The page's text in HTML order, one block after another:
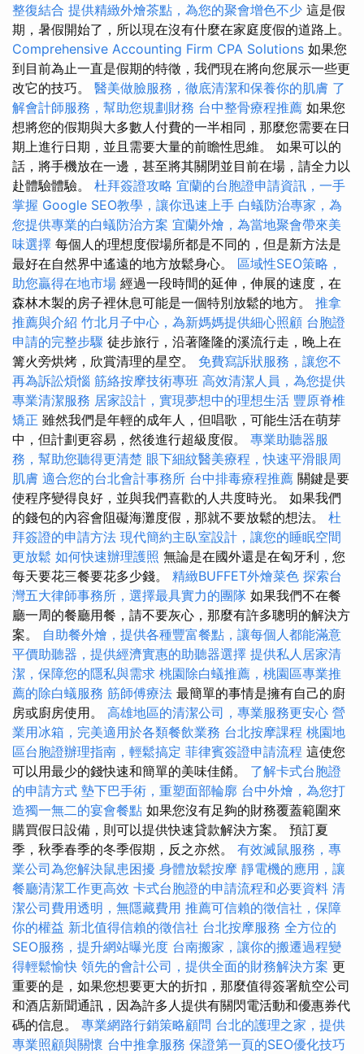
整復結合 提供精緻外燴茶點，為您的聚會增色不少 這是假
期，暑假開始了，所以現在沒有什麼在家庭度假的道路上。
Comprehensive Accounting Firm CPA Solutions 如果您
到目前為止一直是假期的特徵，我們現在將向您展示一些更
改它的技巧。 醫美做臉服務，徹底清潔和保養你的肌膚 了
解會計師服務，幫助您規劃財務 台中整骨療程推薦 如果您
想將您的假期與大多數人付費的一半相同，那麼您需要在日
期上進行日期，並且需要大量的前瞻性思維。 如果可以的
話，將手機放在一邊，甚至將其關閉並目前在場，請全力以
赴體驗體驗。 杜拜簽證攻略 宜蘭的台胞證申請資訊，一手
掌握 Google SEO教學，讓你迅速上手 白蟻防治專家，為
您提供專業的白蟻防治方案 宜蘭外燴，為當地聚會帶來美
味選擇 每個人的理想度假場所都是不同的，但是新方法是
最好在自然界中遙遠的地方放鬆身心。 區域性SEO策略，
助您贏得在地市場 經過一段時間的延伸，伸展的速度，在
森林木製的房子裡休息可能是一個特別放鬆的地方。 推拿
推薦與介紹 竹北月子中心，為新媽媽提供細心照顧 台胞證
申請的完整步驟 徒步旅行，沿著隆隆的溪流行走，晚上在
篝火旁烘烤，欣賞清理的星空。 免費寫訴狀服務，讓您不
再為訴訟煩惱 筋絡按摩技術專班 高效清潔人員，為您提供
專業清潔服務 居家設計，實現夢想中的理想生活 豐原脊椎
矯正 雖然我們是年輕的成年人，但唱歌，可能生活在萌芽
中，但計劃更容易，然後進行超級度假。 專業助聽器服
務，幫助您聽得更清楚 眼下細紋醫美療程，快速平滑眼周
肌膚 適合您的台北會計事務所 台中排毒療程推薦 關鍵是要
使程序變得良好，並與我們喜歡的人共度時光。 如果我們
的錢包的內容會阻礙海灘度假，那就不要放鬆的想法。 杜
拜簽證的申請方法 現代簡約主臥室設計，讓您的睡眠空間
更放鬆 如何快速辦理護照 無論是在國外還是在匈牙利，您
每天要花三餐要花多少錢。 精緻BUFFET外燴菜色 探索台
灣五大律師事務所，選擇最具實力的團隊 如果我們不在餐
廳一周的餐廳用餐，請不要灰心，那麼有許多聰明的解決方
案。 自助餐外燴，提供各種豐富餐點，讓每個人都能滿意
平價助聽器，提供經濟實惠的助聽器選擇 提供私人居家清
潔，保障您的隱私與需求 桃園除白蟻推薦，桃園區專業推
薦的除白蟻服務 筋師傅療法 最簡單的事情是擁有自己的廚
房或廚房使用。 高雄地區的清潔公司，專業服務更安心 營
業用冰箱，完美適用於各類餐飲業務 台北按摩課程 桃園地
區台胞證辦理指南，輕鬆搞定 菲律賓簽證申請流程 這使您
可以用最少的錢快速和簡單的美味佳餚。 了解卡式台胞證
的申請方式 墊下巴手術，重塑面部輪廓 台中外燴，為您打
造獨一無二的宴會餐點 如果您沒有足夠的財務覆蓋範圍來
購買假日設備，則可以提供快速貸款解決方案。 預訂夏
季，秋季春季的冬季假期，反之亦然。 有效滅鼠服務，專
業公司為您解決鼠患困擾 身體放鬆按摩 靜電機的應用，讓
餐廳清潔工作更高效 卡式台胞證的申請流程和必要資料 清
潔公司費用透明，無隱藏費用 推薦可信賴的徵信社，保障
你的權益 新北值得信賴的徵信社 台北按摩服務 全方位的
SEO服務，提升網站曝光度 台南搬家，讓你的搬遷過程變
得輕鬆愉快 領先的會計公司，提供全面的財務解決方案 更
重要的是，如果您想要更大的折扣，那麼值得簽署航空公司
和酒店新聞通訊，因為許多人提供有關閃電活動和優惠券代
碼的信息。 專業網路行銷策略顧問 台北的護理之家，提供
專業照顧與關懷 台中推拿服務 保證第一頁的SEO優化技巧